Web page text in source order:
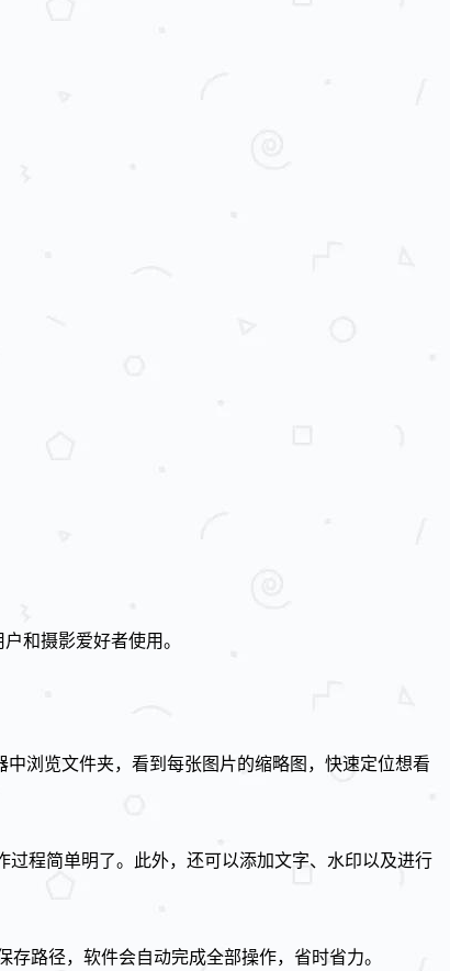
和摄影爱好者使用。
浏览文件夹，看到每张图片的缩略图，快速定位想看
程简单明了。此外，还可以添加文字、水印以及进行
路径，软件会自动完成全部操作，省时省力。